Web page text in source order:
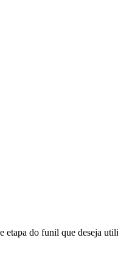
etapa do funil que deseja